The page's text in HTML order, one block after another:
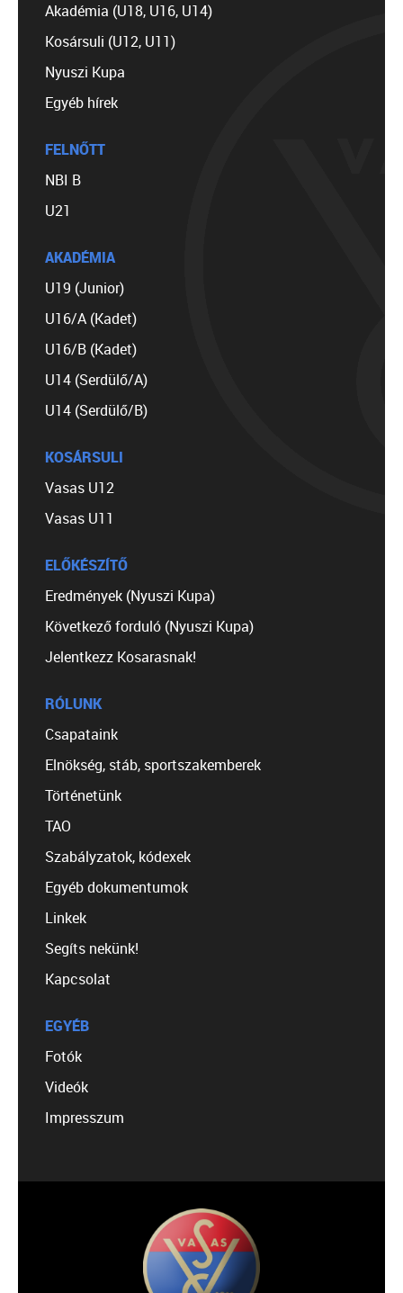
Akadémia (U18, U16, U14)
Kosársuli (U12, U11)
Nyuszi Kupa
Egyéb hírek
FELNŐTT
NBI B
U21
AKADÉMIA
U19 (Junior)
U16/A (Kadet)
U16/B (Kadet)
U14 (Serdülő/A)
U14 (Serdülő/B)
KOSÁRSULI
Vasas U12
Vasas U11
ELŐKÉSZÍTŐ
Eredmények (Nyuszi Kupa)
Következő forduló (Nyuszi Kupa)
Jelentkezz Kosarasnak!
RÓLUNK
Csapataink
Elnökség, stáb, sportszakemberek
Történetünk
TAO
Szabályzatok, kódexek
Egyéb dokumentumok
Linkek
Segíts nekünk!
Kapcsolat
EGYÉB
Fotók
Videók
Impresszum